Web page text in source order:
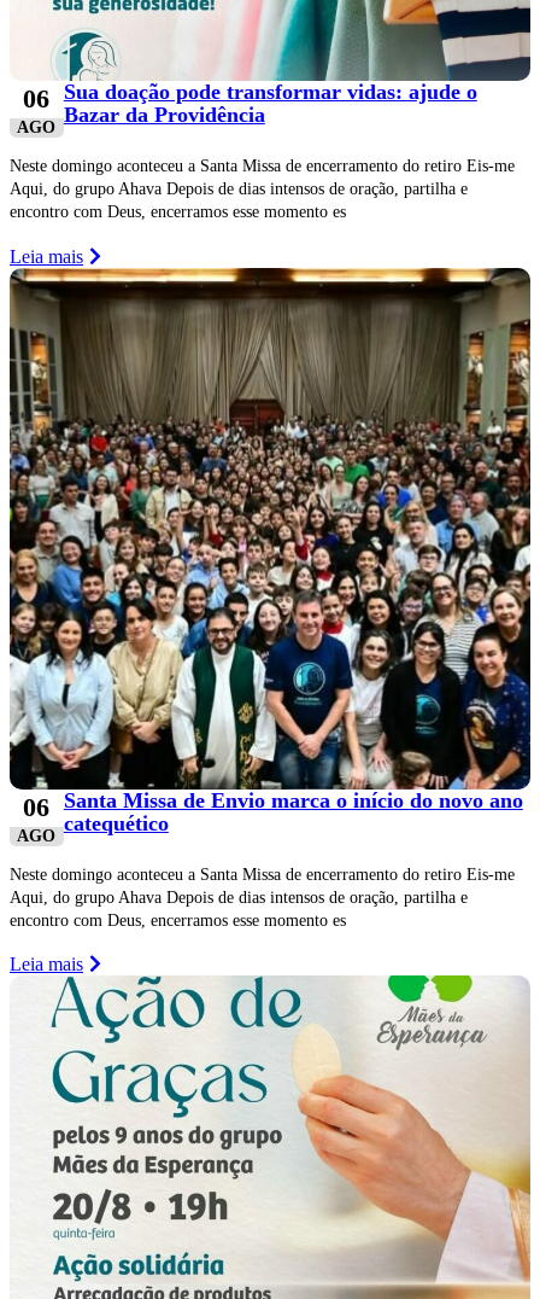
06
AGO
Sua doação pode transformar vidas: ajude o
Bazar da Providência
Neste domingo aconteceu a Santa Missa de encerramento do retiro Eis-me
Aqui, do grupo Ahava Depois de dias intensos de oração, partilha e
encontro com Deus, encerramos esse momento es
Leia mais
06
AGO
Santa Missa de Envio marca o início do novo ano
catequético
Neste domingo aconteceu a Santa Missa de encerramento do retiro Eis-me
Aqui, do grupo Ahava Depois de dias intensos de oração, partilha e
encontro com Deus, encerramos esse momento es
Leia mais